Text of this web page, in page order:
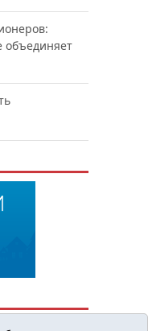
объединяет